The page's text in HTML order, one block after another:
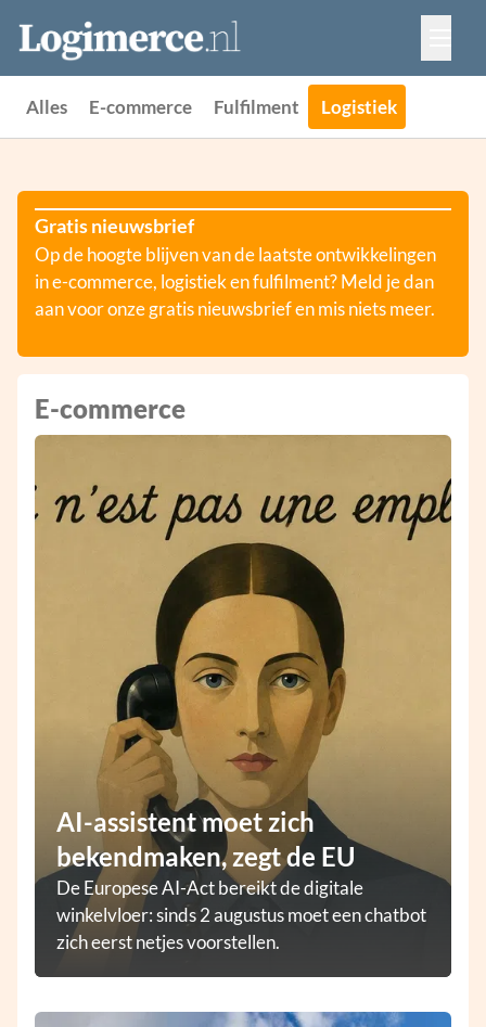
Vacatures
Events
Alles E-commerce Fulfilment Logistiek
Gratis nieuwsbrief
Op de hoogte blijven van de laatste ontwikkelingen
in e-commerce, logistiek en fulfilment? Meld je dan
aan voor onze gratis nieuwsbrief en mis niets meer.
E-commerce
AI-assistent moet zich
bekendmaken, zegt de EU
De Europese AI-Act bereikt de digitale
winkelvloer: sinds 2 augustus moet een chatbot
zich eerst netjes voorstellen.